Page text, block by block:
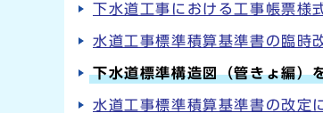
下水道工事における工事帳票様
水道工事標準積算基準書の臨時
下水道標準構造図（管きょ編）
水道工事標準積算基準書の改定